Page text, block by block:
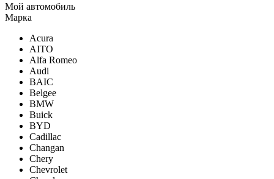
Мой автомобиль
Марка
Acura
AITO
Alfa Romeo
Audi
BAIC
Belgee
BMW
Buick
BYD
Cadillac
Changan
Chery
Chevrolet